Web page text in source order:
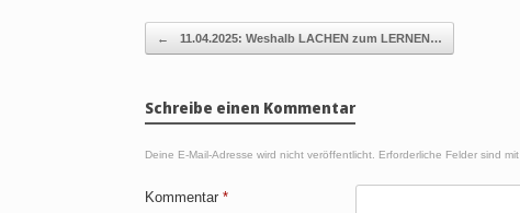
Beitragsnavigation
← 11.04.2025: Weshalb LACHEN zum LERNEN…
Schreibe einen Kommentar
Deine E-Mail-Adresse wird nicht veröffentlicht. Erforderliche Felder sind mit
Kommentar *